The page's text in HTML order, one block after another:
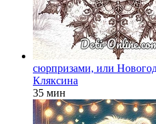
сюрпризами, или
Кляксина
35 мин